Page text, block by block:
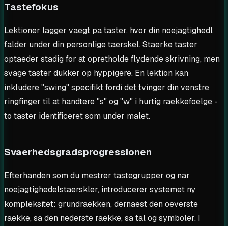
Tastefokus
Lektioner lagger vaegt pa taster, hvor din noejagtighedl
falder under din personlige taerskel. Staerke taster
optaeder stadig for at opretholde flydende skrivning, men
svage taster dukker op hyppigere. En lektion kan
inkludere "swing" specifikt fordi det tvinger din venstre
ringfinger til at handtere "s" og "w" i hurtig raekkefoelge -
to taster identificeret som under malet.
Svaerhedsgradsprogressionen
Efterhanden som du mestrer tastegrupper og nar
noejagtighedelstaerskler, introducerer systemet ny
kompleksitet: grundraekken, dernaest den oeverste
raekke, sa den nederste raekke, sa tal og symboler. I